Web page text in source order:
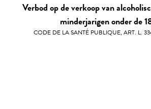
Verbod op de verkoop van
minderjarigen onder de
CODE DE LA SANTÉ PUBLIQUE, ART. L.